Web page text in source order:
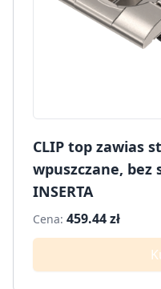
CLIP top zawias
wpuszczane, bez
INSERTA
Cena: 459.44 zł